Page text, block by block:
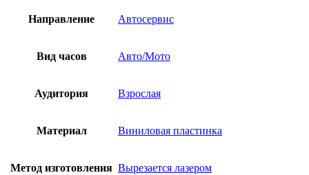
Направление Автосервис
Вид часов Авто/Мото
Аудитория Взрослая
Материал Виниловая пластинка
Метод изготовления Вырезается лазером